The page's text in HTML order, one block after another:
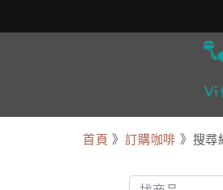
首頁 》訂購咖啡 》搜尋